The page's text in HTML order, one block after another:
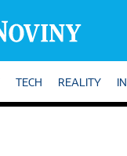
TECH REALITY